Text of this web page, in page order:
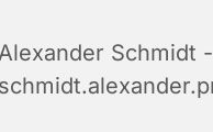
Alexander Schmidt -